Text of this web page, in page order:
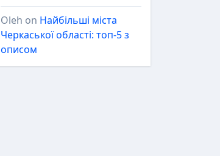
Oleh on Найбільші міста
Черкаської області: топ-5 з
описом